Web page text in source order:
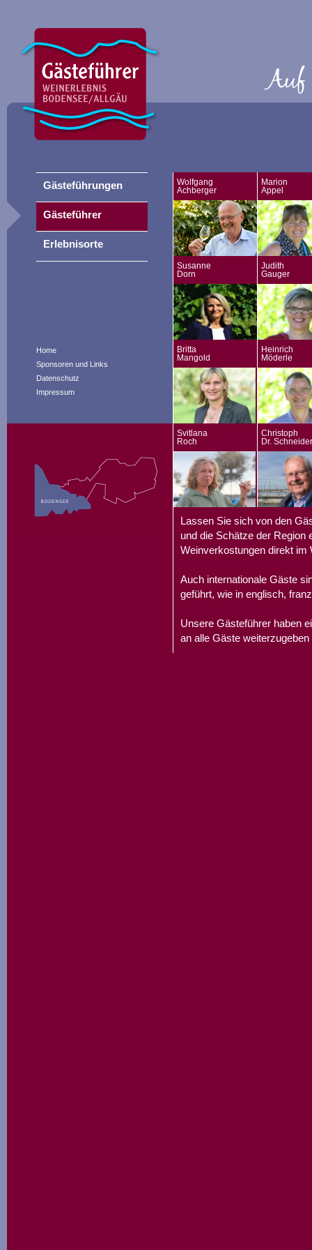
Home
Sponsoren und Links
Datenschutz
Impressum
Wolfgang
Achberger
Marion
Appel
Susanne
Dorn
Judith
Gauger
Britta
Mangold
Heinrich
Möderle
Svitlana
Roch
Christoph
Dr. Schneider
Lassen Sie sich von den
und die Schätze der Region
Weinverkostungen direkt im
Auch internationale Gäste
geführt, wie in englisch,
Unsere Gästeführer haben
an alle Gäste
Gästeführungen
Gästeführer
Erlebnisorte